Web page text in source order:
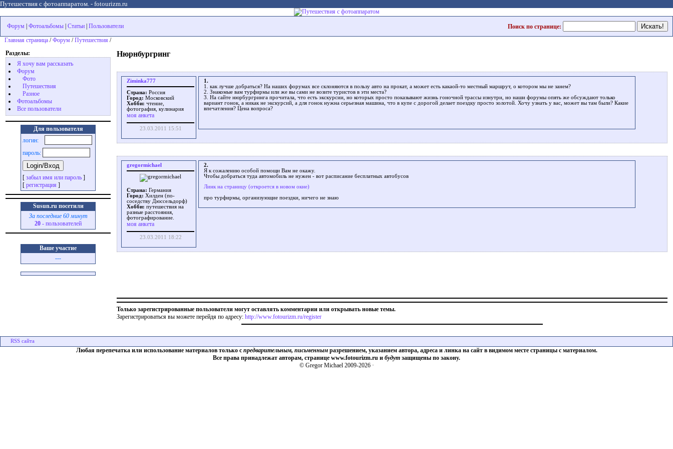
Путешествия с фотоаппаратом. - fotourizm.ru
Форум Фотоальбомы Статьи Пользователи
Поиск по странице:
Главная страница /Форум /Путешествия /
Разделы:
Я хочу вам рассказать
Форум
Фото
Путешествия
Разное
Фотоальбомы
Все пользователи
Для пользователя
логин:
пароль:
[ забыл имя или пароль ]
[ регистрация ]
Susun.ru посетили
За последние 60 минут
20 - пользователей
Ваше участие
---
Нюрнбургринг
Ziminka777
Страна: Россия
Город: Московский
Хобби: чтение,
фотография, кулинария
моя анкета
23.03.2011 15:51
1.
1. как лучше добраться? На наших форумах все склоняются в пользу авто на прокат, а может есть какаой-то местный маршрут, о котором мы не занем?
2. Знакомые вам турфирмы или же вы сами не возите туристов в эти места?
3. На сайте нюрбургринга прочитала, что есть экскурсии, но которых просто показывают жизнь гоночной трассы изнутри, но наши форумы опять же обсуждают только
вариант гонок, а никак не экскурсий, а для гонок нужна серьезная машина, что в купе с дорогой делает поездку просто золотой. Хочу узнать у вас, может вы там были? Какие
впечатления? Цена вопроса?
gregormichael
Страна: Германия
Город: Хилден (по-
соседству Дюссельдорф)
Хобби: путешествия на
разные расстояния,
фотографирование.
моя анкета
23.03.2011 18:22
2.
Я к сожалению особой помощи Вам не окажу.
Чтобы добраться туда автомобиль не нужен - вот расписание бесплатных автобусов
Линк на страницу (откроется в новом окне)
про турфирмы, организующие поездки, ничего не знаю
Только зарегистрированные пользователи могут оставлять комментарии или открывать новые темы.
Зарегистрироваться вы можете перейдя по адресу: http://www.fotourizm.ru/register
Любая перепечатка или использование материалов только с предварительным, письменнымразрешением, указанием автора, адреса и линка на сайт в видимом месте страницы с материалом.
Все права принадлежат авторам, странице www.fotourizm.ru и будут защищены по закону.
© Gregor Michael 2009-2026 ·